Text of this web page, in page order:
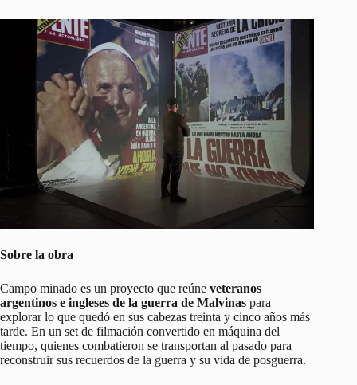
Sobre la obra
Campo minado es un proyecto que reúne veteranos
argentinos e ingleses de la guerra de Malvinas para
explorar lo que quedó en sus cabezas treinta y cinco años más
tarde. En un set de filmación convertido en máquina del
tiempo, quienes combatieron se transportan al pasado para
reconstruir sus recuerdos de la guerra y su vida de posguerra.